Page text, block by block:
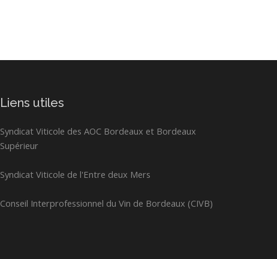
Liens utiles
Syndicat Viticole des AOC Bordeaux et Bordeaux
Supérieur
Syndicat Viticole de l'Entre deux Mers
Conseil Interprofessionnel du Vin de Bordeaux (CIVB)